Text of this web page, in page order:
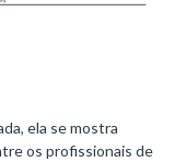
ela se mostra
os profissionais de